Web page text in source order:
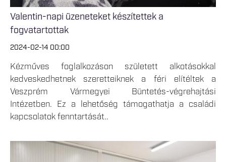
Valentin-napi üzeneteket készítettek a
fogvatartottak
2024-02-14 00:00
Kézműves foglalkozáson született alkotásokkal
kedveskedhetnek szeretteiknek a féri elítéltek a
Veszprém Vármegyei Büntetés-végrehajtási
Intézetben. Ez a lehetőség támogathatja a családi
kapcsolatok fenntartását..